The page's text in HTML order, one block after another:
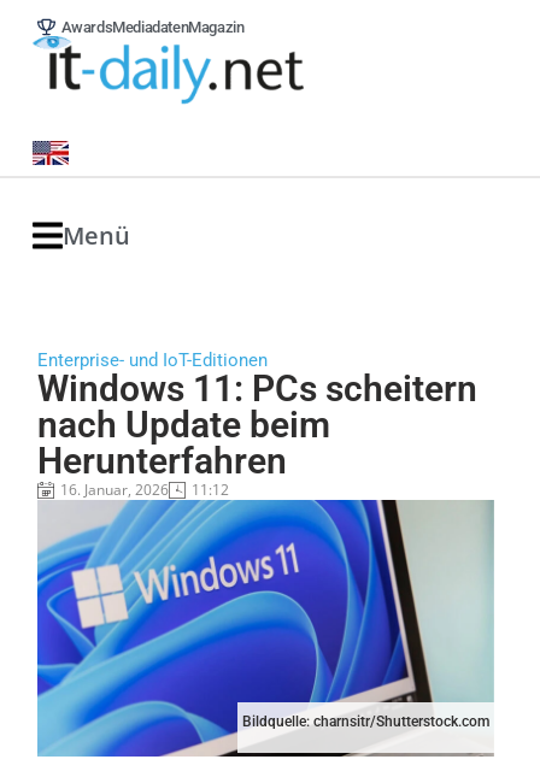
AwardsMediadatenMagazin
Menü
Enterprise- und IoT-Editionen
Windows 11: PCs scheitern
nach Update beim
Herunterfahren
16. Januar, 2026 11:12
Bildquelle: charnsitr/Shutterstock.com